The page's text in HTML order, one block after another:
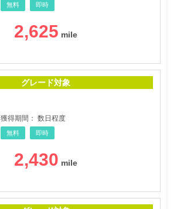
無料 即時
2,625
グレード対象
獲得期間： 数日程度
無料 即時
2,430